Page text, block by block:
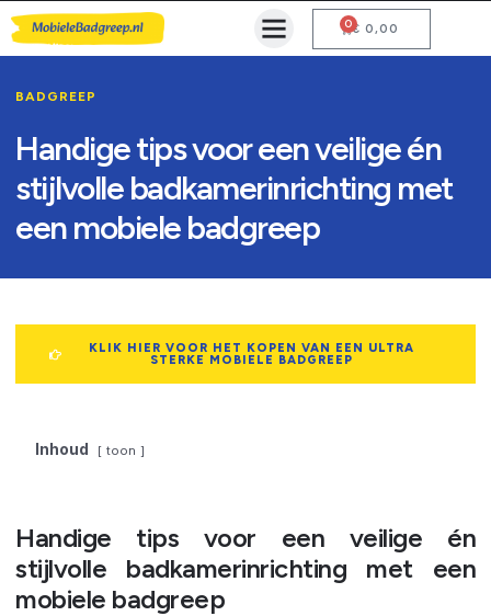
€ 0,00
0
BADGREEP
Handige tips voor een veilige én
stijlvolle badkamerinrichting met
een mobiele badgreep
KLIK HIER VOOR HET KOPEN VAN EEN ULTRA
STERKE MOBIELE BADGREEP
Inhoud toon
Handige tips voor een veilige én
stijlvolle badkamerinrichting met een
mobiele badgreep